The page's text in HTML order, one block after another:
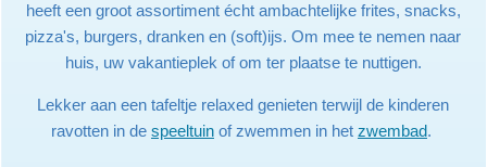
heeft een groot assortiment écht ambachtelijke frites, snacks,
pizza's, burgers, dranken en (soft)ijs. Om mee te nemen naar
huis, uw vakantieplek of om ter plaatse te nuttigen.
Lekker aan een tafeltje relaxed genieten terwijl de kinderen
ravotten in de speeltuinof zwemmen in het zwembad.